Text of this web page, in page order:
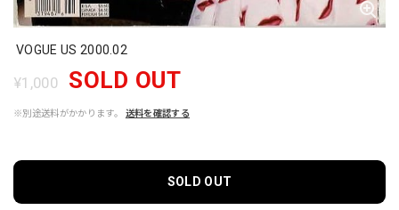
VOGUE US 2000.02
¥1,000 SOLD OUT
※別途送料がかかります。 送料を確認する
SOLD OUT